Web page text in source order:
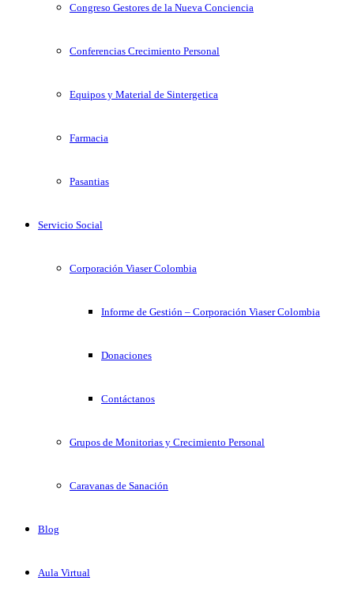
Congreso Gestores de la Nueva Conciencia
Conferencias Crecimiento Personal
Equipos y Material de Sintergetica
Farmacia
Pasantias
Servicio Social
Corporación Viaser Colombia
Informe de Gestión – Corporación Viaser Colombia
Donaciones
Contáctanos
Grupos de Monitorias y Crecimiento Personal
Caravanas de Sanación
Blog
Aula Virtual